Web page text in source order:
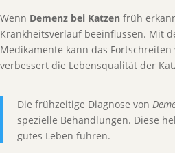
Wenn Demenz bei Katzen früh
Krankheitsverlauf beeinflussen. Mit
Medikamente kann das
verbessert die Lebensqualität der
Die frühzeitige Diagnose von
spezielle Behandlungen. Diese
gutes Leben führen.